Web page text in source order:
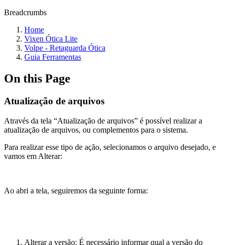
Breadcrumbs
Home
Vixen Ótica Lite
Volpe - Retaguarda Ótica
Guia Ferramentas
On this Page
Atualização de arquivos
Através da tela “Atualização de arquivos” é possível realizar a
atualização de arquivos, ou complementos para o sistema.
Para realizar esse tipo de ação, selecionamos o arquivo desejado, e
vamos em Alterar:
Ao abri a tela, seguiremos da seguinte forma:
Alterar a versão: É necessário informar qual a versão do